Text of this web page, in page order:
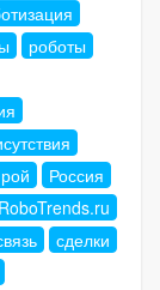
роботы
рой
Россия
сделки